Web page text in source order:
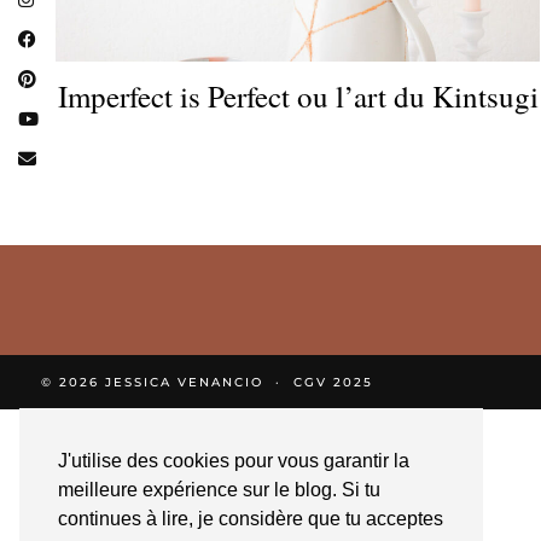
J'utilise des cookies pour vous garantir la
meilleure expérience sur le blog. Si tu
continues à lire, je considère que tu acceptes
Imperfect is Perfect ou l’art du Kintsugi
© 2026 JESSICA VENANCIO CGV 2025